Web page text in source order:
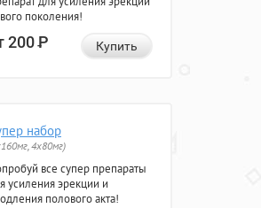
поколения!
200Р Купить
набор
4х80мг)
все супер препараты
усиления эрекции и
полового акта!